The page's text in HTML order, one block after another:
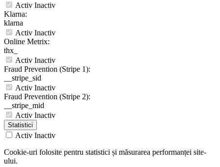
Activ Inactiv
Klarna:
klarna
Activ Inactiv
Online Metrix:
thx_
Activ Inactiv
Fraud Prevention (Stripe 1):
__stripe_sid
Activ Inactiv
Fraud Prevention (Stripe 2):
__stripe_mid
Activ Inactiv
Statistici
Activ Inactiv
Cookie-uri folosite pentru statistici și măsurarea performanței site-
ului.